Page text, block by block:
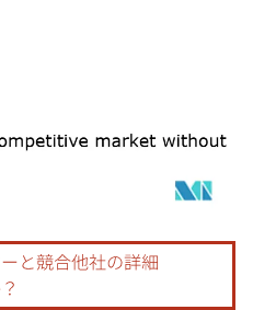
CC BY 4.0の表示が必要です。